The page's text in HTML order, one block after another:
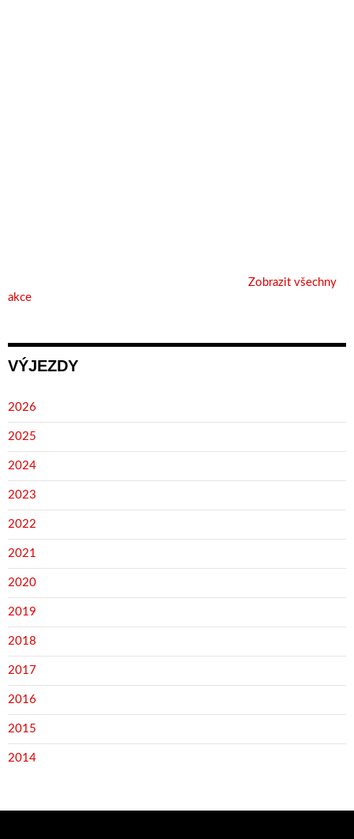
Zobrazit všechny
akce
VÝJEZDY
2026
2025
2024
2023
2022
2021
2020
2019
2018
2017
2016
2015
2014